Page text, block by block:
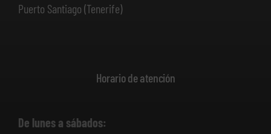
Puerto Santiago (Tenerife)
Horario de atención
De lunes a sábados: